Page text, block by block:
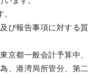
び報告事項に対する質
京都一般会計予算中、
、港湾局所管分、第二